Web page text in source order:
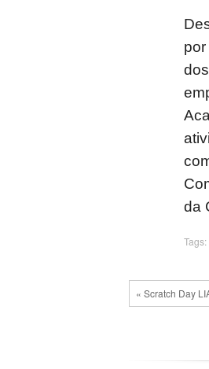
da
Tags:
« Scratch Day